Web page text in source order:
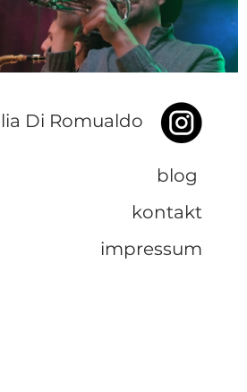
Di Romualdo
blog
kontakt
impressum